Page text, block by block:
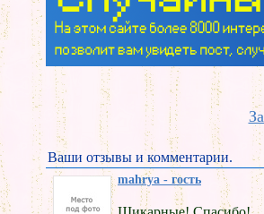
Ваши отзывы и комментарии.
mahrya - гость